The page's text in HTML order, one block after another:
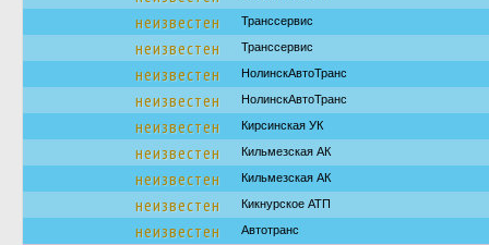
неизвестен Транссервис
неизвестен Транссервис
неизвестен НолинскАвтоТранс
неизвестен НолинскАвтоТранс
неизвестен Кирсинская УК
неизвестен Кильмезская АК
неизвестен Кильмезская АК
неизвестен Кикнурское АТП
неизвестен Автотранс